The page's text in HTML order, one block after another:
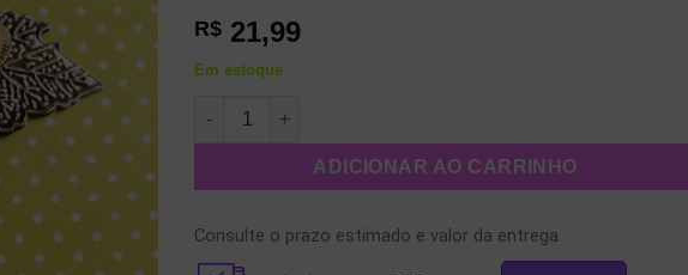
R$ 21,99
Em estoque
Colar Longo Natureza quantidade
ADICIONAR AO CARRINHO
Consulte o prazo estimado e valor da entrega